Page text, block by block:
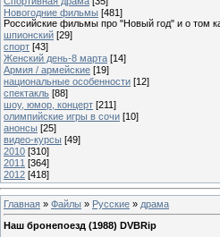
Новогодние фильмы [481]
Российские фильмы про "Новый год" и о том
шпионский [29]
спорт [43]
Женский день-8 марта [14]
Армия / армейские [19]
национальные особенности [12]
спектакль [88]
шоу, юмор, концерт [211]
олимпийские игры в сочи [10]
анонсы [25]
видео-курсы [49]
2010 [310]
2011 [364]
2012 [418]
Главная » Файлы » Русские » драма
Наш бронепоезд (1988) DVBRip